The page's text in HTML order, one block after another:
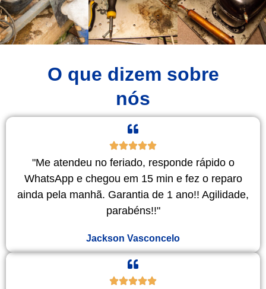
O que dizem sobre
nós
"Me atendeu no feriado, responde rápido o
WhatsApp e chegou em 15 min e fez o reparo
ainda pela manhã. Garantia de 1 ano!! Agilidade,
parabéns!!"
Jackson Vasconcelo